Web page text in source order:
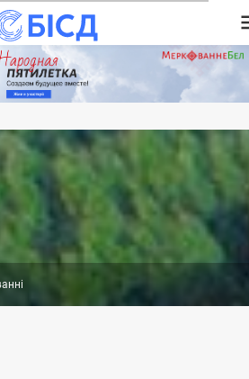
Перайсці
да
асноўнага
змесціва